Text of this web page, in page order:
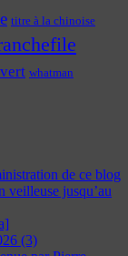
titre à la chinoise
vert whatman
de ce blog
veilleuse jusqu’au
(3)